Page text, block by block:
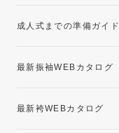
成人式までの準備ガイド
最新振袖WEBカタログ
最新袴WEBカタログ